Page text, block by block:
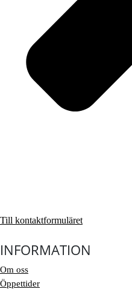
Till kontaktformuläret
INFORMATION
Om oss
Öppettider